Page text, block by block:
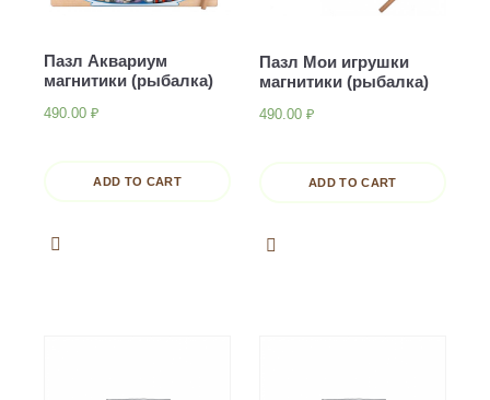
Пазл Аквариум
магнитики (рыбалка)
490.00 ₽
ADD TO CART
Пазл Мои игрушки
магнитики (рыбалка)
490.00 ₽
ADD TO CART